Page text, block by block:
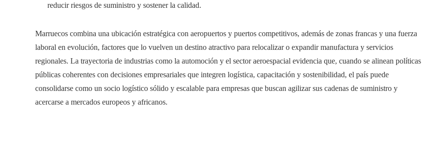
reducir riesgos de suministro y sostener la calidad.
Marruecos combina una ubicación estratégica con aeropuertos y puertos competitivos, además de zonas francas y una fuerza
laboral en evolución, factores que lo vuelven un destino atractivo para relocalizar o expandir manufactura y servicios
regionales. La trayectoria de industrias como la automoción y el sector aeroespacial evidencia que, cuando se alinean políticas
públicas coherentes con decisiones empresariales que integren logística, capacitación y sostenibilidad, el país puede
consolidarse como un socio logístico sólido y escalable para empresas que buscan agilizar sus cadenas de suministro y
acercarse a mercados europeos y africanos.